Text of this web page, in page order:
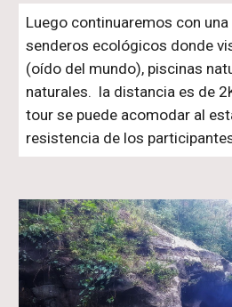
Luego continuaremos con
senderos ecológicos donde
(oído del mundo), piscinas
naturales. la distancia es de
tour se puede acomodar al
resistencia de los